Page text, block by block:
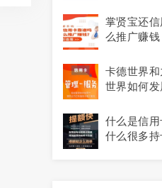
掌贤宝还
么推广赚钱
卡德世界
世界如何
什么是信
什么很多